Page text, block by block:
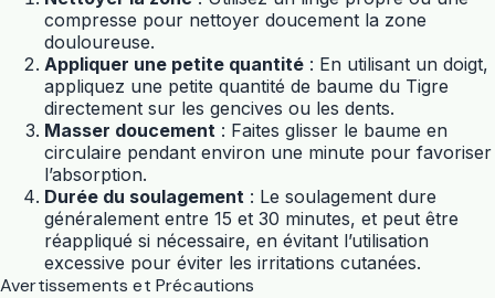
compresse pour nettoyer doucement la zone
douloureuse.
Appliquer une petite quantité : En utilisant un doigt,
appliquez une petite quantité de baume du Tigre
directement sur les gencives ou les dents.
Masser doucement : Faites glisser le baume en
circulaire pendant environ une minute pour favoriser
l’absorption.
Durée du soulagement : Le soulagement dure
généralement entre 15 et 30 minutes, et peut être
réappliqué si nécessaire, en évitant l’utilisation
excessive pour éviter les irritations cutanées.
Avertissements et Précautions